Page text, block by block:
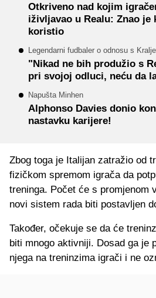
Otkriveno nad kojim
iživljavao u Realu: Znao je
koristio
Legendarni fudbaler o odnosu s
"Nikad ne bih produžio s
pri svojoj odluci, neću da
Napušta Minhen
Alphonso Davies donio
nastavku karijere!
Zbog toga je Italijan zatražio od
fizičkom spremom igrača da
treninga. Počet će s promjenom
novi sistem rada biti postavljen
Također, očekuje se da će
biti mnogo aktivniji. Dosad ga je
njega na treninzima igrači i ne